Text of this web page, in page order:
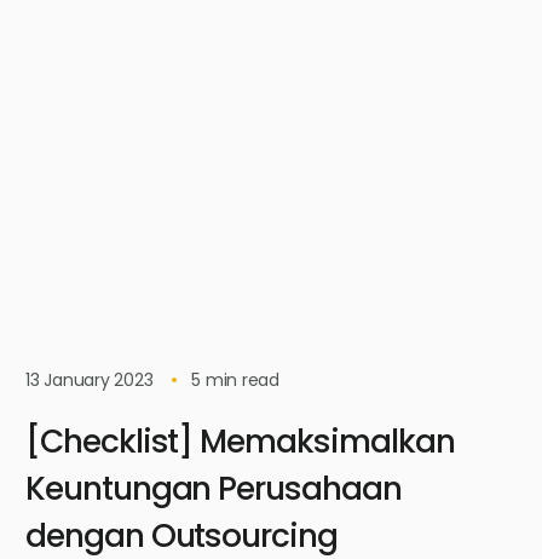
13 January 2023 5 min read
[Checklist] Memaksimalkan
Keuntungan Perusahaan
dengan Outsourcing